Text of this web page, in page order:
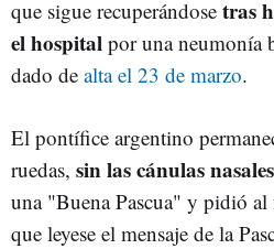
que sigue recuperándose tras
el hospital por una neumonía
dado de alta el 23 de marzo.
El pontífice argentino
ruedas, sin las cánulas
una "Buena Pascua" y pidió al
que leyese el mensaje de la